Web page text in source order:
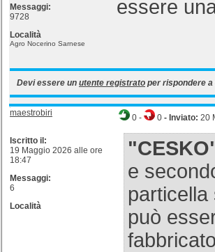
Messaggi:
9728
Località
Agro Nocerino Sarnese
essere
Devi essere un utente registrato per rispondere
maestrobiri
Iscritto il:
19 Maggio 2026 alle ore
18:47
Messaggi:
6
Località
0 - 0 - Inviato: 20
e
può